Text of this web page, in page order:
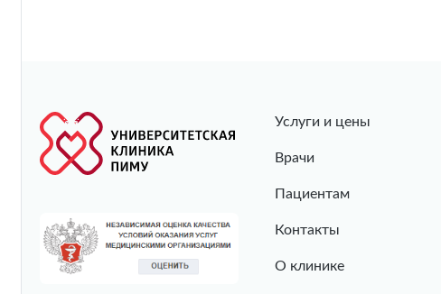
Услуги и цены
Врачи
Пациентам
Контакты
О клинике